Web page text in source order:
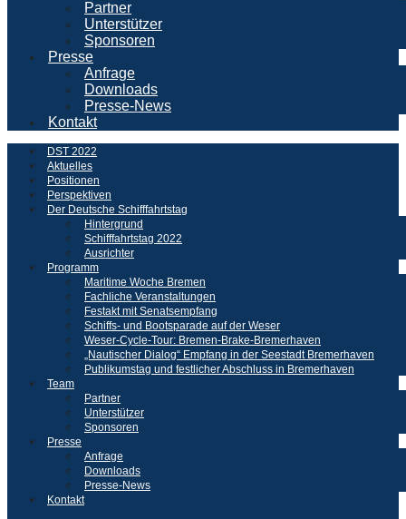
Partner
Unterstützer
Sponsoren
Presse
Anfrage
Downloads
Presse-News
Kontakt
DST 2022
Aktuelles
Positionen
Perspektiven
Der Deutsche Schifffahrtstag
Hintergrund
Schifffahrtstag 2022
Ausrichter
Programm
Maritime Woche Bremen
Fachliche Veranstaltungen
Festakt mit Senatsempfang
Schiffs- und Bootsparade auf der Weser
Weser-Cycle-Tour: Bremen-Brake-Bremerhaven
„Nautischer Dialog“ Empfang in der Seestadt Bremerhaven
Publikumstag und festlicher Abschluss in Bremerhaven
Team
Partner
Unterstützer
Sponsoren
Presse
Anfrage
Downloads
Presse-News
Kontakt